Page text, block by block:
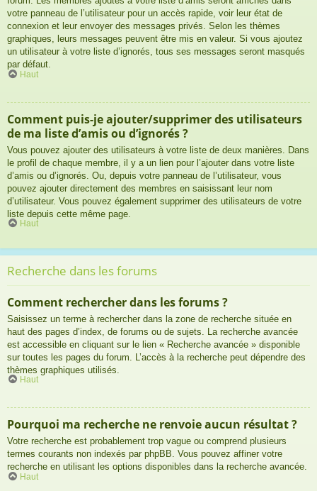
votre panneau de l’utilisateur pour un accès rapide, voir leur état de
connexion et leur envoyer des messages privés. Selon les thèmes
graphiques, leurs messages peuvent être mis en valeur. Si vous ajoutez
un utilisateur à votre liste d’ignorés, tous ses messages seront masqués
par défaut.
Haut
Comment puis-je ajouter/supprimer des utilisateurs
de ma liste d’amis ou d’ignorés ?
Vous pouvez ajouter des utilisateurs à votre liste de deux manières. Dans
le profil de chaque membre, il y a un lien pour l’ajouter dans votre liste
d’amis ou d’ignorés. Ou, depuis votre panneau de l’utilisateur, vous
pouvez ajouter directement des membres en saisissant leur nom
d’utilisateur. Vous pouvez également supprimer des utilisateurs de votre
liste depuis cette même page.
Haut
Recherche dans les forums
Comment rechercher dans les forums ?
Saisissez un terme à rechercher dans la zone de recherche située en
haut des pages d’index, de forums ou de sujets. La recherche avancée
est accessible en cliquant sur le lien « Recherche avancée » disponible
sur toutes les pages du forum. L’accès à la recherche peut dépendre des
thèmes graphiques utilisés.
Haut
Pourquoi ma recherche ne renvoie aucun résultat ?
Votre recherche est probablement trop vague ou comprend plusieurs
termes courants non indexés par phpBB. Vous pouvez affiner votre
recherche en utilisant les options disponibles dans la recherche avancée.
Haut